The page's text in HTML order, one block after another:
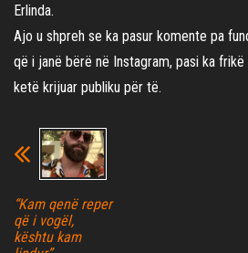
Erlinda.
Ajo u shpreh se ka pasur komente pa
që i janë bërë në Instagram, pasi ka
ketë krijuar publiku për të.
“Kam qenë reper
që i vogël,
kështu kam